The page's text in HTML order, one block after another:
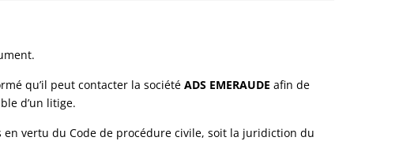
qu’il peut contacter la société ADS EMERAUDE afin de
d’un litige.
vertu du Code de procédure civile, soit la juridiction du